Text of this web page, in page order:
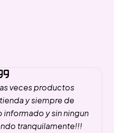
veces productos
y siempre de
informado y sin ningun
tranquilamente!!!